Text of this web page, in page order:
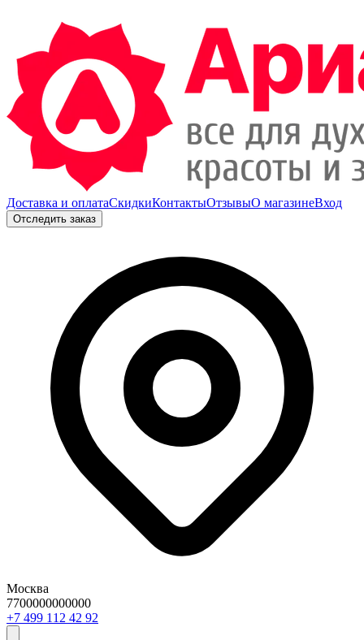
Доставка и оплатаСкидкиКонтактыОтзывыО магазинеВход
Отследить заказ
Москва
7700000000000
29 24 211 994 7+